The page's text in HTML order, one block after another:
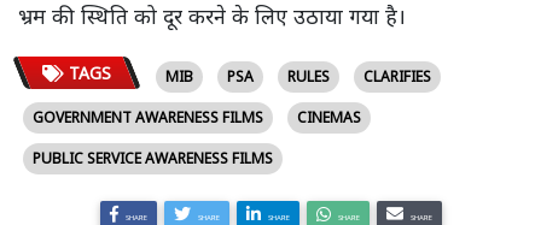
भ्रम की स्थिति को दूर करने के लिए उठाया गया है।
TAGS MIB PSA RULES
CLARIFIES
GOVERNMENT AWARENESS FILMS
CINEMAS
PUBLIC SERVICE AWARENESS FILMS
SHARE SHARE SHARE SHARE SHARE